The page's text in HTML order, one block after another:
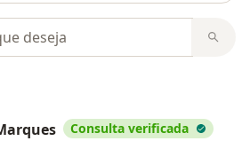
Consulta verificada